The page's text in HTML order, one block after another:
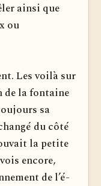
ainsi que
ou
Les voilà sur
de la fontaine
sa
du côté
la petite
encore,
de l’é­